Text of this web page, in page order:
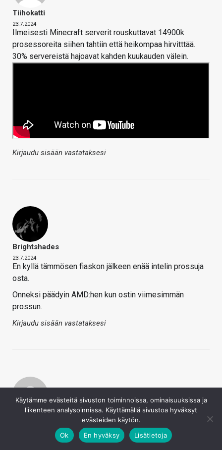
Tiihokatti
23.7.2024
Ilmeisesti Minecraft serverit rouskuttavat 14900k
prosessoreita siihen tahtiin että heikompaa hirvitttää.
30% servereistä hajoavat kahden kuukauden välein.
Kirjaudu sisään vastataksesi
Brightshades
23.7.2024
En kyllä tämmösen fiaskon jälkeen enää intelin prossuja
osta.
Onneksi päädyin AMD:hen kun ostin viimesimmän
prossun.
Kirjaudu sisään vastataksesi
Käytämme evästeitä sivuston toiminnoissa, ominaisuuksissa ja
liikenteen analysoinnissa. Käyttämällä sivustoa hyväksyt
evästeiden käytön.
Ok
En hyväksy Lisätietoja